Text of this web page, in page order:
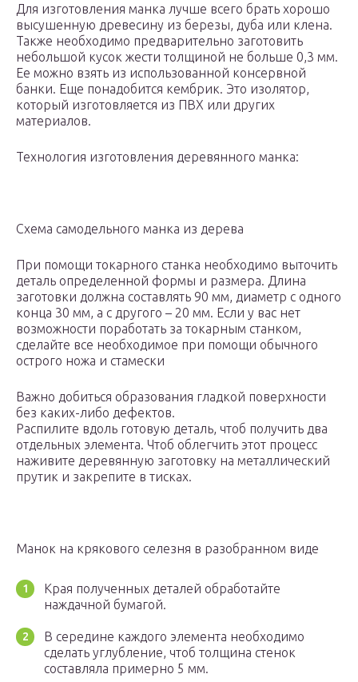
Для изготовления манка лучше всего брать хорошо
высушенную древесину из березы, дуба или клена.
Также необходимо предварительно заготовить
небольшой кусок жести толщиной не больше 0,3 мм.
Ее можно взять из использованной консервной
банки. Еще понадобится кембрик. Это изолятор,
который изготовляется из ПВХ или других
материалов.
Технология изготовления деревянного манка:
Схема самодельного манка из дерева
При помощи токарного станка необходимо выточить
деталь определенной формы и размера. Длина
заготовки должна составлять 90 мм, диаметр с одного
конца 30 мм, а с другого – 20 мм. Если у вас нет
возможности поработать за токарным станком,
сделайте все необходимое при помощи обычного
острого ножа и стамески
Важно добиться образования гладкой поверхности
без каких-либо дефектов.
Распилите вдоль готовую деталь, чтоб получить два
отдельных элемента. Чтоб облегчить этот процесс
наживите деревянную заготовку на металлический
прутик и закрепите в тисках.
Манок на крякового селезня в разобранном виде
Края полученных деталей обработайте
наждачной бумагой.
В середине каждого элемента необходимо
сделать углубление, чтоб толщина стенок
составляла примерно 5 мм.